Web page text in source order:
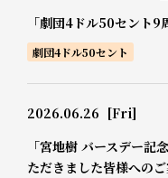
「劇団4ドル50セント9
劇団4ドル50セント
2026.06.26 [Fri]
「宮地樹 バースデー記
ただきました皆様への